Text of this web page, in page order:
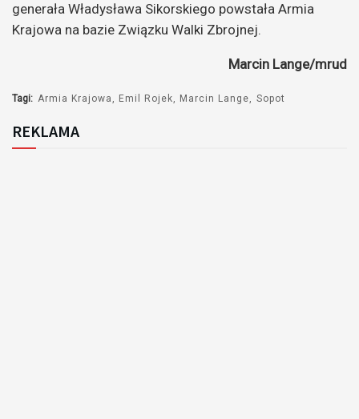
generała Władysława Sikorskiego powstała Armia
Krajowa na bazie Związku Walki Zbrojnej.
Marcin Lange/mrud
Tagi: Armia Krajowa Emil Rojek Marcin Lange Sopot
REKLAMA